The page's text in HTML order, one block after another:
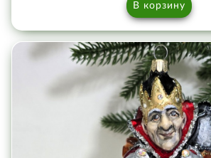
В корзину